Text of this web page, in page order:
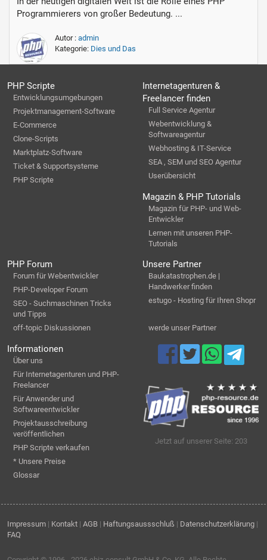
Programmierers von großer Bedeutung. ...
Autor : admin
Kategorie: Dies und Das
PHP Scripte
Entwicklungsumgebungen
Projektmanagement-Software
E-Commerce
Clone-Scripts
Marktplatz-Software
Ticket & Supportsysteme
PHP Scripte
Internetagenturen &
Freelancer finden
Full Service Agentur
Webentwicklung &
Softwareagentur
Webhosting & IT-Service
SEA , SEM und SEO Agentur
Userübersicht
Magazin & PHP Tutorials
Magazin für PHP- und Web-
Entwickler
Lernen mit unseren PHP-
Tutorials
PHP Forum
Forum für Webentwickler
PHP-Developer Forum
SEO - Suchmaschinen Tricks
und Tipps
off-topic Diskussionen
Unsere Partner
Baukatastrophen.de |
Handwerker finden
estugo - Hosting für Ihren Shopr
werde unser Partner
Informationen
Über uns
Für Internetagenturen und PHP-
Freelancer
Für Anwender und
Softwareentwickler
Projektausschreibung
veröffentlichen
PHP Scripte verkaufen
* Unsere Preise
Glossar
Jetzt auf unserer Seite: 203
Impressum | Kontakt | AGB | Haftungsaussschluß | Datenschutzerklärung |
FAQ